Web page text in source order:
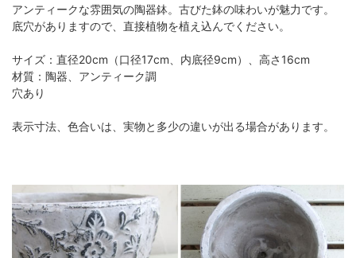
アンティークな雰囲気の陶器鉢。古びた鉢の味わいが魅力です。
底穴がありますので、直接植物を植え込んでください。
サイズ：直径20cm（口径17cm、内底径9cm）、高さ16cm
材質：陶器、アンティーク調
穴あり
表示寸法、色合いは、実物と多少の違いが出る場合があります。